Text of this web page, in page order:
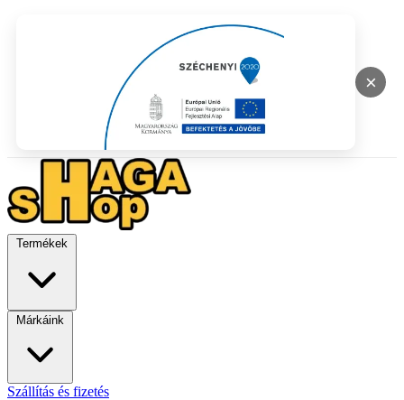
×
Termékek
Márkáink
Szállítás és fizetés